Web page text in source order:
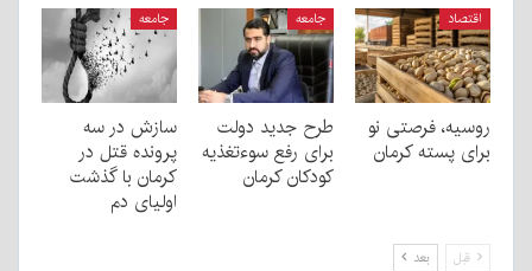
اقتصاد
روسیه، فرصتی نو
برای پسته کرمان
جامعه
طرح جدید دولت
برای رفع سوءتغذیه
کودکان کرمان
جامعه
سازش در سه
پرونده قتل در
کرمان با گذشت
اولیای دم
قبل بعد